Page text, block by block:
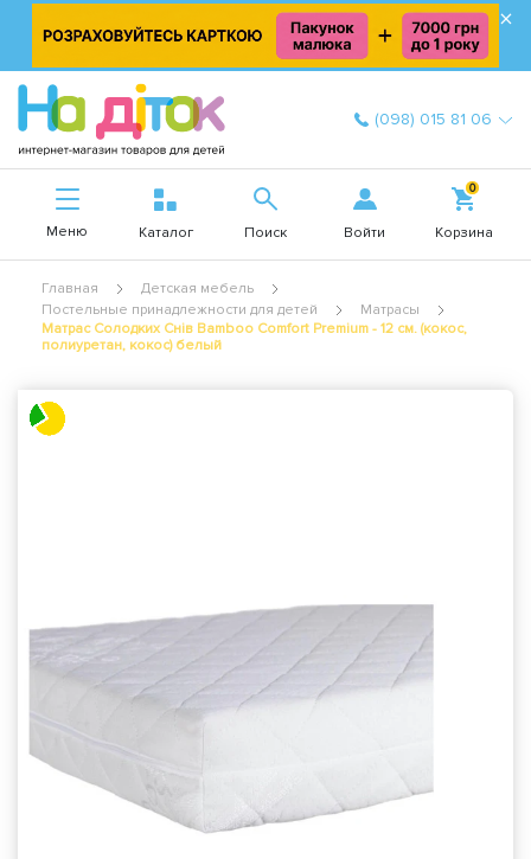
×
(098) 015 81 06
Меню Каталог Поиск Войти
0
Корзина
Главная
Детская мебель
Постельные принадлежности для детей
Матрасы
Матрас Солодких Снів Bamboo Comfort Premium - 12 см. (кокос,
полиуретан, кокос) белый